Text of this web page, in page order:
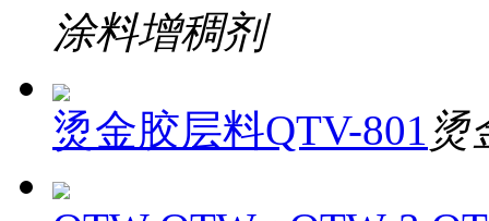
涂料增稠剂
烫金胶层料QTV-801 烫